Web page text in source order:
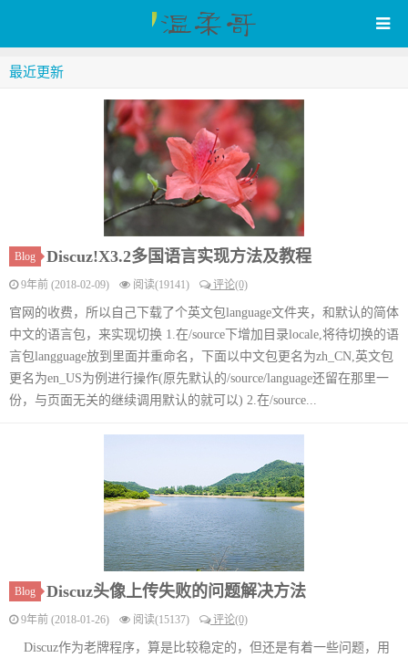
最近更新
Blog Discuz!X3.2多国语言实现方法及教程
9年前 (2018-02-09) 阅读(19141) 评论(0)
官网的收费，所以自己下载了个英文包language文件夹，和默认的简体
中文的语言包，来实现切换 1.在/source下增加目录locale,将待切换的语
言包langguage放到里面并重命名，下面以中文包更名为zh_CN,英文包
更名为en_US为例进行操作(原先默认的/source/language还留在那里一
份，与页面无关的继续调用默认的就可以) 2.在/source...
Blog Discuz头像上传失败的问题解决方法
9年前 (2018-01-26) 阅读(15137) 评论(0)
Discuz作为老牌程序，算是比较稳定的，但还是有着一些问题，用